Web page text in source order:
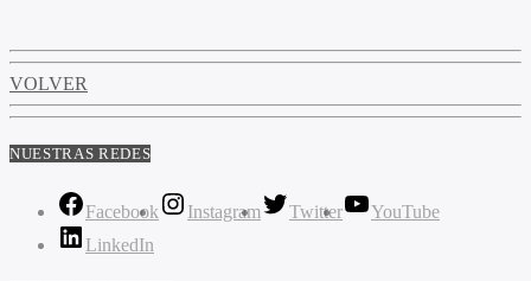
VOLVER
NUESTRAS REDES
Facebook Instagram Twitter
YouTube
LinkedIn